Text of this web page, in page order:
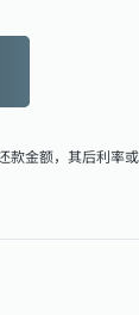
款金额，其后利率